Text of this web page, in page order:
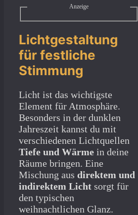
Anzeige
Lichtgestaltung
für festliche
Stimmung
Licht ist das wichtigste
Element für Atmosphäre.
Besonders in der dunklen
Jahreszeit kannst du mit
verschiedenen Lichtquellen
Tiefe und Wärme in deine
Räume bringen. Eine
Mischung aus direktem und
indirektem Licht sorgt für
den typischen
weihnachtlichen Glanz.